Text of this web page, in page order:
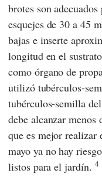
brotes son
esquejes de 30 a 45
bajas e inserte
longitud en el
como órgano de
utilizó tubérculos-
tubérculos-semilla
debe alcanzar
que es mejor
mayo ya no hay
listos para el jardín. 4